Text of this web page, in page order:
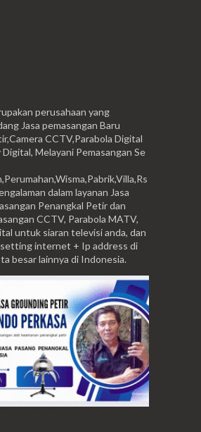
perusahaan yang
Jasa pemasangan Baru
CCTV,Parabola Digital
Melayani Pemasangan Se
dalam layanan Jasa
Penangkal Petir dan
CCTV, Parabola MATV,
untuk siaran televisi anda, dan
setting internet + Ip address di
besar lainnya di Indonesia.